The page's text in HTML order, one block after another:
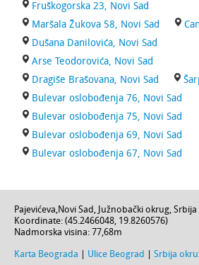
Fruškogorska 23, Novi Sad
Maršala Žukova 58, Novi Sad
Dušana Danilovića, Novi Sad
Arse Teodorovića, Novi Sad
Dragiše Brašovana, Novi Sad
Bulevar oslobođenja 76, Novi Sad
Bulevar oslobođenja 75, Novi Sad
Bulevar oslobođenja 69, Novi Sad
Bulevar oslobođenja 67, Novi Sad
Pajevićeva,Novi Sad, Južnobački okrug, Srbija
Koordinate: (45.2466048, 19.8260576)
Nadmorska visina: 77,68m
Karta Beograda Ulice Beograd Srbija